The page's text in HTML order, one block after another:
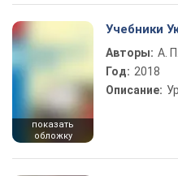
показать
обложку
Учебники
Авторы: А.
Год: 2018
Описание: